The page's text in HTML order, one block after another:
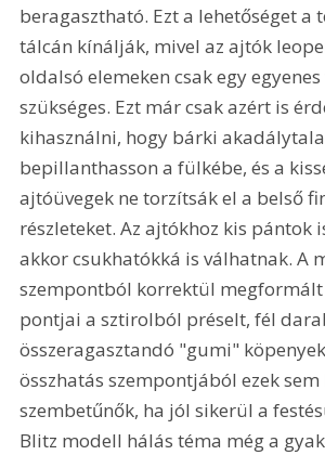
beragasztható. Ezt a lehetőséget a
tálcán kínálják, mivel az ajtók
oldalsó elemeken csak egy egyenes
szükséges. Ezt már csak azért is
kihasználni, hogy bárki
bepillanthasson a fülkébe, és a
ajtóüvegek ne torzítsák el a belső
részleteket. Az ajtókhoz kis pántok
akkor csukhatókká is válhatnak. A
szempontból korrektül
pontjai a sztirolból préselt, fél
összeragasztandó "gumi"
összhatás szempontjából ezek
szembetűnők, ha jól sikerül a
Blitz modell hálás téma még a